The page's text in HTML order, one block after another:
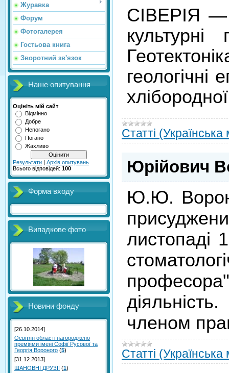
Журавка
Форум
Фотогалерея
Гостьова книга
Зворотний зв'язок
Наше опитування
Оцініть мій сайт
Відмінно
Добре
Непогано
Погано
Жахливо
Результати | Архів опитувань
Всього відповідей: 100
Форма входу
Випадкове фото
Новини фонду
[26.10.2014]
Освітян області нагороджено
преміями імені Софії Русової та
Георгія Вороного (5)
[31.12.2013]
ШАНОВНІ ДРУЗІ! (1)
СІВЕРІЯ
Статті
Юрійович
Ю.Ю.
листопаді
членом
Статті